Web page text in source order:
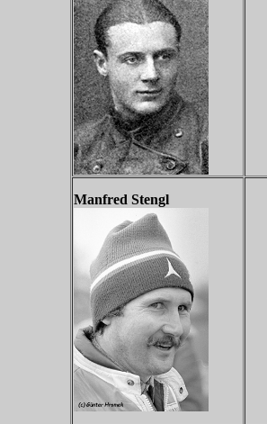
Manfred Stengl